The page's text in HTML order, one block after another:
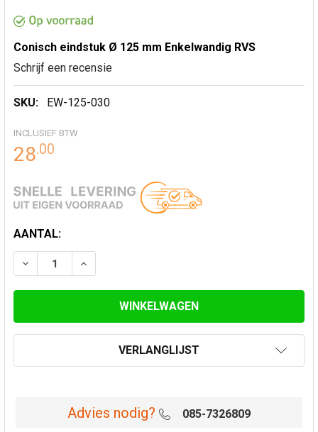
Conisch eindstuk Ø 125 mm Enkelwandig RVS
Schrijf een recensie
SKU: EW-125-030
INCLUSIEF BTW
28.00
HUIDIGE
VOORRAAD:
AANTAL:
VERLAAG AANTAL VAN CONISCH EINDSTUK Ø 125 MM
VERHOOG AANTAL VAN CONISCH
VERLANGLIJST
Advies nodig? 085-7326809